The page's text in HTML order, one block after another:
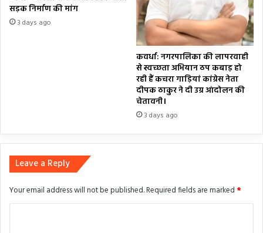
सड़क निर्माण की मांग
3 days ago
कवर्धा: नगरपालिका की लापरवाही
से स्वच्छता अभियान ठप कबाड़ हो
रही हैं कचरा गाड़ियां कांग्रेस नेता
दीपक ठाकुर ने दी उग्र आंदोलन की
चेतावनी।
3 days ago
Leave a Reply
Your email address will not be published.Required fields are marked *